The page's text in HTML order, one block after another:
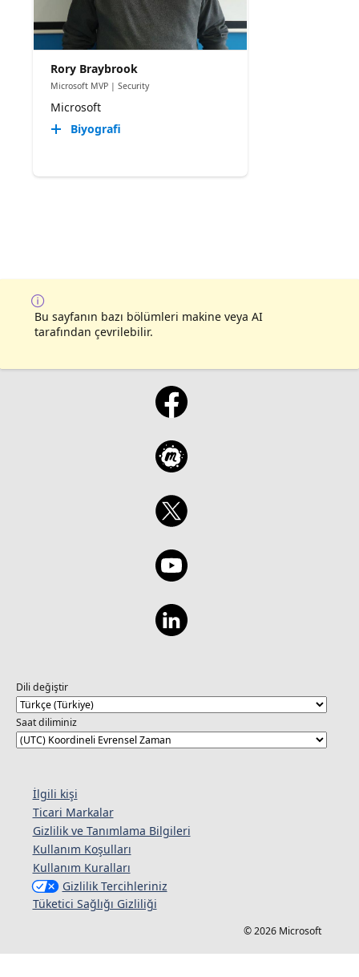
Rory Braybrook
Microsoft MVP | Security
Microsoft
Biyografi
Bu sayfanın bazı bölümleri makine veya AI
tarafından çevrilebilir.
Dili değiştir
Saat diliminiz
İlgili kişi
Ticari Markalar
Gizlilik ve Tanımlama Bilgileri
Kullanım Koşulları
Kullanım Kuralları
Gizlilik Tercihleriniz
Tüketici Sağlığı Gizliliği
© 2026 Microsoft